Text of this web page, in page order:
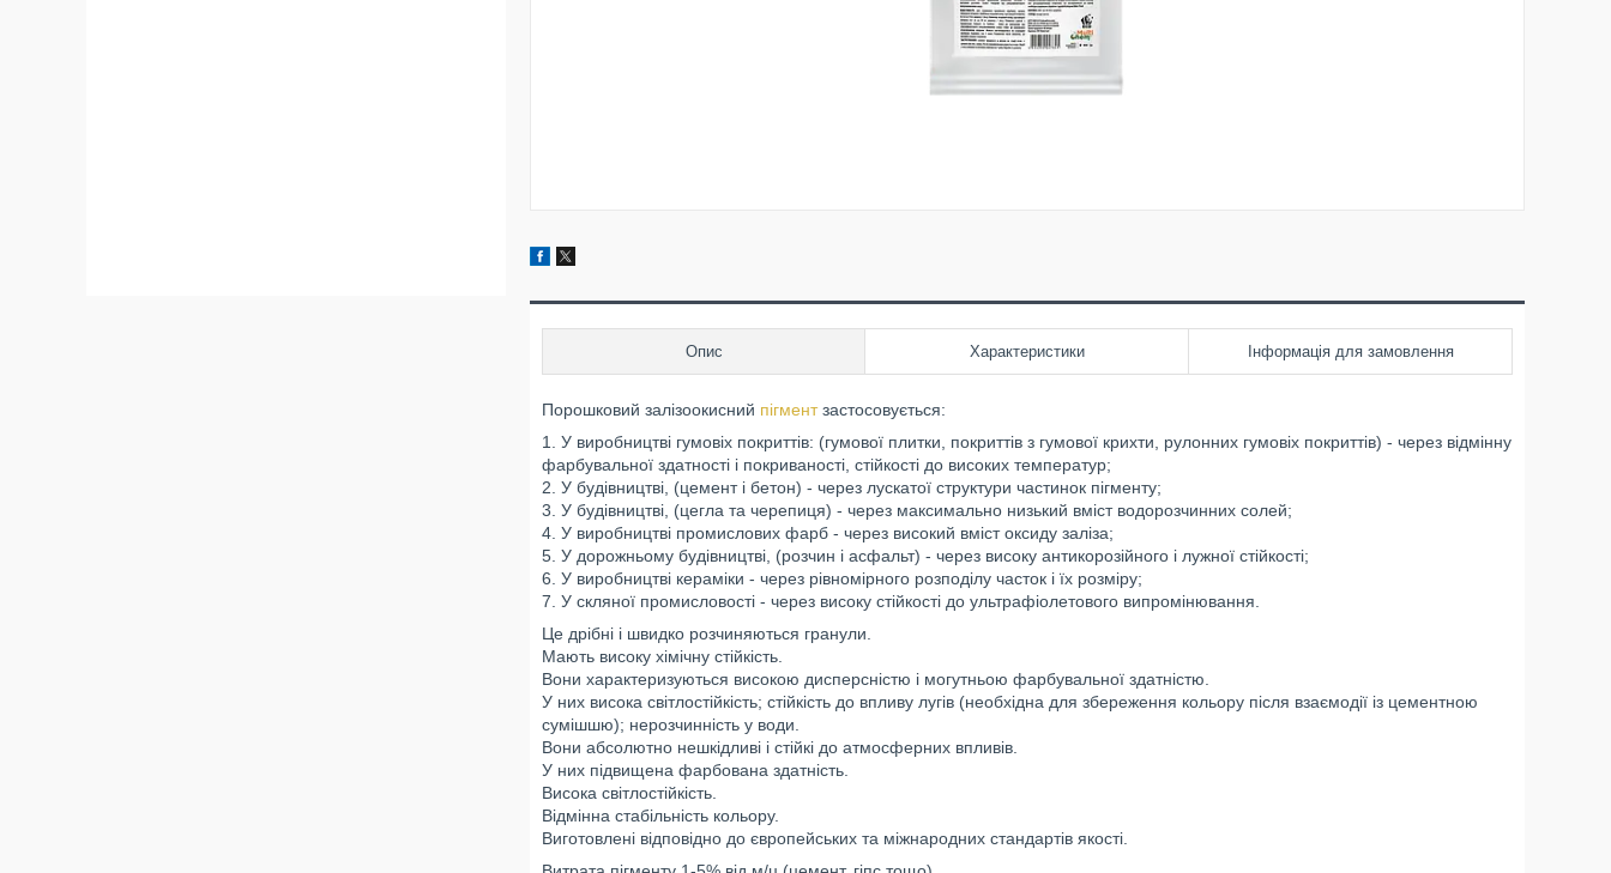
Опис Характеристики Інформація для замовлення
Порошковий залізоокисний пігментзастосовується:
1. У виробництві гумовіх покриттів: (гумової плитки, покриттів з гумової крихти, рулонних гумовіх покриттів) - через відмінну
фарбувальної здатності і покриваності, стійкості до високих температур;
2. У будівництві, (цемент і бетон) - через лускатої структури частинок пігменту;
3. У будівництві, (цегла та черепиця) - через максимально низький вміст водорозчинних солей;
4. У виробництві промислових фарб - через високий вміст оксиду заліза;
5. У дорожньому будівництві, (розчин і асфальт) - через високу антикорозійного і лужної стійкості;
6. У виробництві кераміки - через рівномірного розподілу часток і їх розміру;
7. У скляної промисловості - через високу стійкості до ультрафіолетового випромінювання.
Це дрібні і швидко розчиняються гранули.
Мають високу хімічну стійкість.
Вони характеризуються високою дисперсністю і могутньою фарбувальної здатністю.
У них висока світлостійкість; стійкість до впливу лугів (необхідна для збереження кольору після взаємодії із цементною
сумішшю); нерозчинність у води.
Вони абсолютно нешкідливі і стійкі до атмосферних впливів.
У них підвищена фарбована здатність.
Висока світлостійкість.
Відмінна стабільність кольору.
Виготовлені відповідно до європейських та міжнародних стандартів якості.